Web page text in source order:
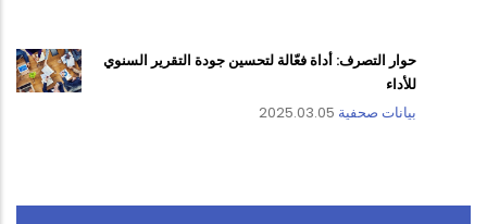
حوار التصرف: أداة فعّالة لتحسين جودة التقرير السنوي
للأداء
بيانات صحفية 2025.03.05